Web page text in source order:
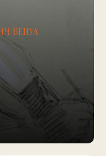
БЕНУА